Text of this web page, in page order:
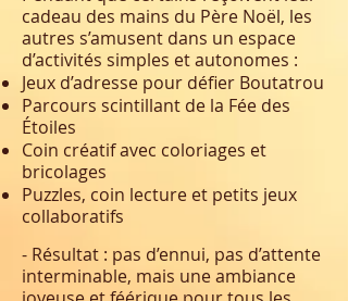
cadeau des mains du Père Noël, les
autres s’amusent dans un espace
d’activités simples et autonomes :
Jeux d’adresse pour défier Boutatrou
Parcours scintillant de la Fée des
Étoiles
Coin créatif avec coloriages et
bricolages
Puzzles, coin lecture et petits jeux
collaboratifs
- Résultat : pas d’ennui, pas d’attente
interminable, mais une ambiance